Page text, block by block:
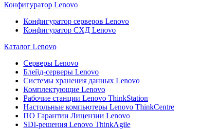
Конфигуратор Lenovo
Конфигуратор серверов Lenovo
Конфигуратор СХД Lenovo
Каталог Lenovo
Серверы Lenovo
Блейд-серверы Lenovo
Системы хранения данных Lenovo
Комплектующие Lenovo
Рабочие станции Lenovo ThinkStation
Настольные компьютеры Lenovo ThinkCentre
ПО Гарантии Лицензии Lenovo
SDI-решения Lenovo ThinkAgile